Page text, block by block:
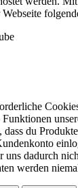
dass du
uns dadurch
werden